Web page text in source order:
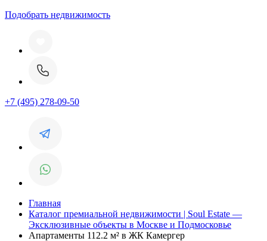
Подобрать недвижимость
+7 (495) 278-09-50
Главная
Каталог премиальной недвижимости | Soul Estate —
Эксклюзивные объекты в Москве и Подмосковье
Апартаменты 112.2 м² в ЖК Камергер